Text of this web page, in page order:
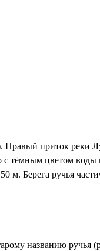
Правый приток реки
тёмным цветом воды
м. Берега ручья
названию